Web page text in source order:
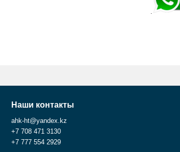
Наши контакты
ahk-ht@yandex.kz
+7 708 471 3130
+7 777 554 2929